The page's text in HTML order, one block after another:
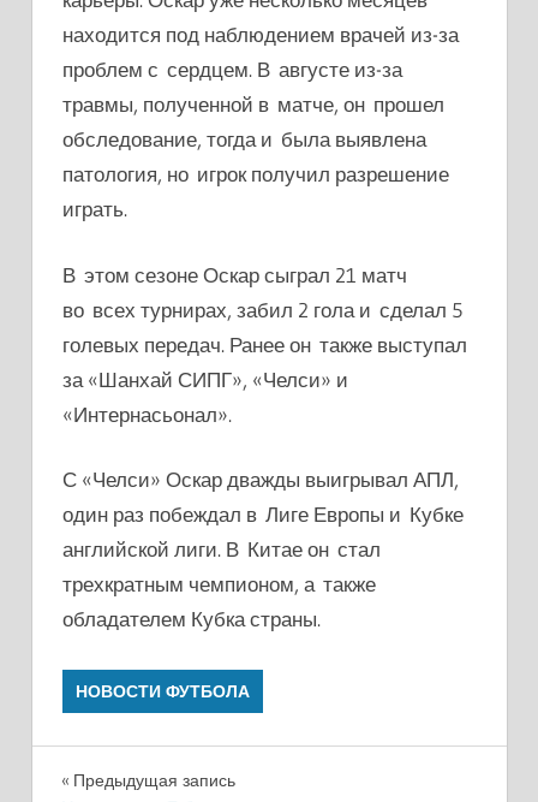
находится под наблюдением врачей из-за
проблем с сердцем. В августе из-за
травмы, полученной в матче, он прошел
обследование, тогда и была выявлена
патология, но игрок получил разрешение
играть.
В этом сезоне Оскар сыграл 21 матч
во всех турнирах, забил 2 гола и сделал 5
голевых передач. Ранее он также выступал
за «Шанхай СИПГ», «Челси» и
«Интернасьонал».
С «Челси» Оскар дважды выигрывал АПЛ,
один раз побеждал в Лиге Европы и Кубке
английской лиги. В Китае он стал
трехкратным чемпионом, а также
обладателем Кубка страны.
НОВОСТИ ФУТБОЛА
Навигация
Предыдущая запись